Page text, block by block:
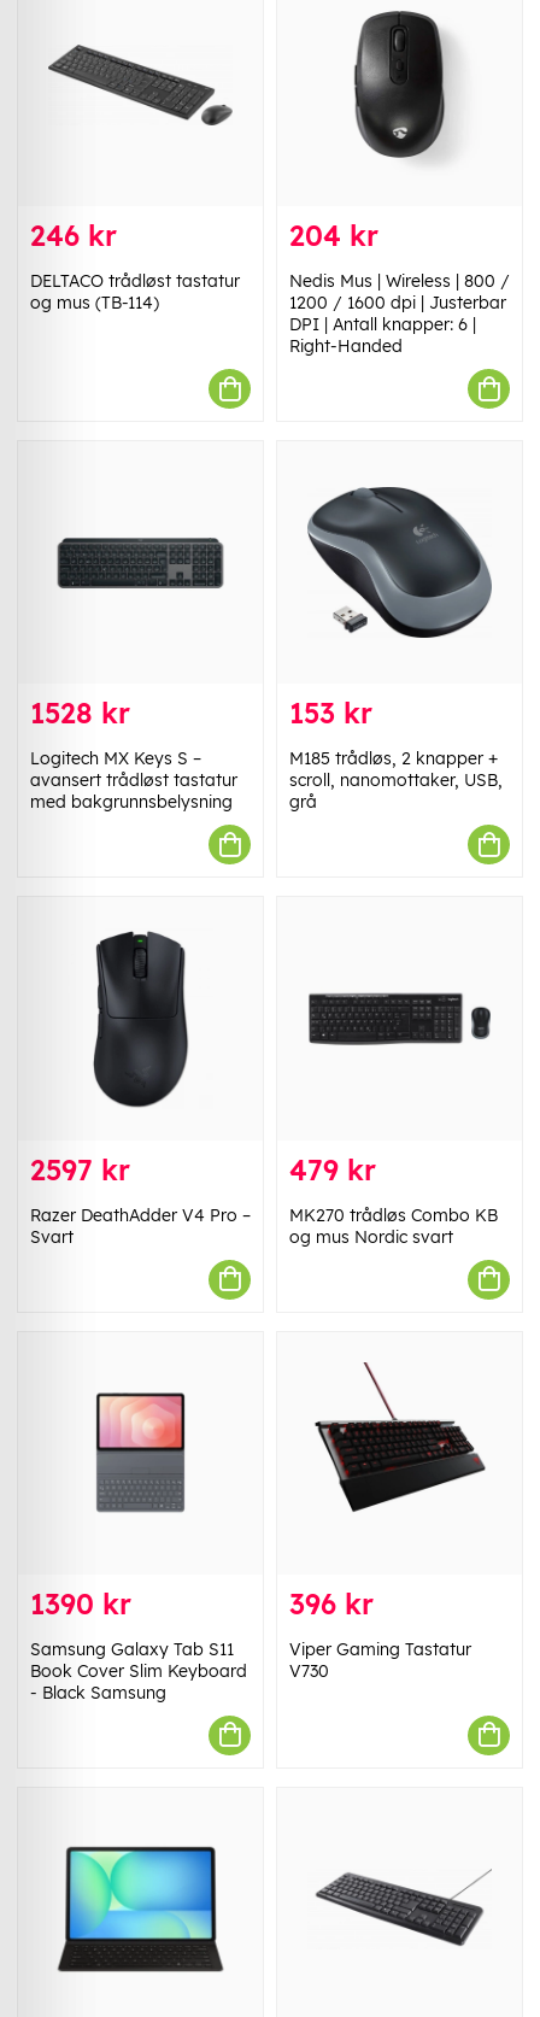
246 kr
DELTACO trådløst tastatur
og mus (TB-114)
204 kr
Nedis Mus | Wireless | 800 /
1200 / 1600 dpi | Justerbar
DPI | Antall knapper: 6 |
Right-Handed
1528 kr
Logitech MX Keys S –
avansert trådløst tastatur
med bakgrunnsbelysning
153 kr
M185 trådløs, 2 knapper +
scroll, nanomottaker, USB,
grå
2597 kr
Razer DeathAdder V4 Pro –
Svart
479 kr
MK270 trådløs Combo KB
og mus Nordic svart
1390 kr
Samsung Galaxy Tab S11
Book Cover Slim Keyboard
- Black Samsung
396 kr
Viper Gaming Tastatur
V730